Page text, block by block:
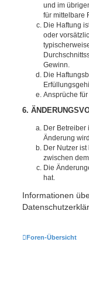
und im
für mittelbare
Die Haftung
oder
Gewinn.
Die
Ansprüche
6.
Der
Änderung
Der Nutzer
zwischen
Die
hat.
Informationen
Foren-Übersicht